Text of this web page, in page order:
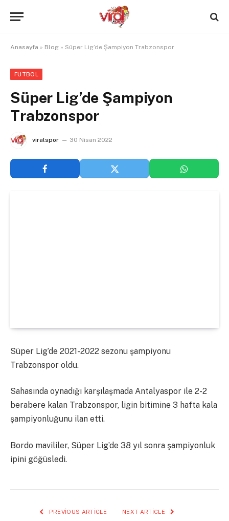
Anasayfa » Blog » Süper Lig’de Şampiyon Trabzonspor
FUTBOL
Süper Lig’de Şampiyon
Trabzonspor
viralspor 30 Nisan 2022
Süper Lig’de 2021-2022 sezonu şampiyonu
Trabzonspor oldu.
Sahasında oynadığı karşılaşmada Antalyaspor ile 2-2
berabere kalan Trabzonspor, ligin bitimine 3 hafta kala
şampiyonluğunu ilan etti.
Bordo mavililer, Süper Lig’de 38 yıl sonra şampiyonluk
ipini göğüsledi.
PREVIOUS ARTICLE NEXT ARTICLE